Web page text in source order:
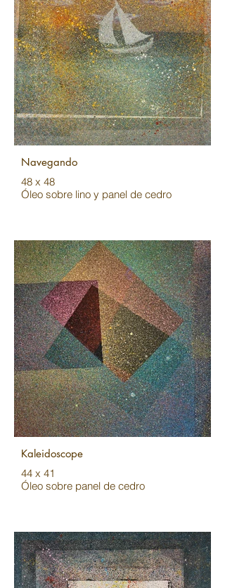
Navegando
48 x 48
Óleo sobre lino y panel de cedro
Kaleidoscope
44 x 41
Óleo sobre panel de cedro